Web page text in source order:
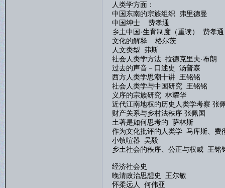
人类学方面：
中国东南的宗族组织 弗里德曼
中国绅士 费孝通
乡土中国·生育制度（重读） 费孝通
文化的解释 格尔茨
人文类型 弗斯
社会人类学方法 拉德克里夫·布朗
过去的声音－口述史 汤普森
西方人类学思潮十讲 王铭铭
社会人类学与中国研究 王铭铭
义序的宗族研究 林耀华
近代江南地权的历史人类学考察 张
财产关系与乡村法秩序 张佩国
土著是如何思考的 萨林斯
作为文化批评的人类学 马库斯、费
小镇喧嚣 吴毅
乡土社会的秩序、公正与权威 王铭
经济社会史
晚清政治思想史 王尔敏
怀柔远人 何伟亚